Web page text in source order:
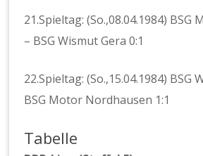
21.Spieltag: (So.,08.04.1984) BSG
– BSG Wismut Gera 0:1
22.Spieltag: (So.,15.04.1984) BSG
BSG Motor Nordhausen 1:1
Tabelle